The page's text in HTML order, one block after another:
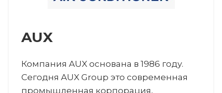
AUX
Компания AUX основана в 1986 году.
Сегодня AUX Group это современная
промышленная корпорация,